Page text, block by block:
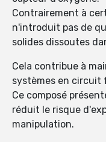
Contrairement à
n'introduit pas de
solides dissoutes
Cela contribue à
systèmes en circuit
Ce composé
réduit le risque
manipulation.